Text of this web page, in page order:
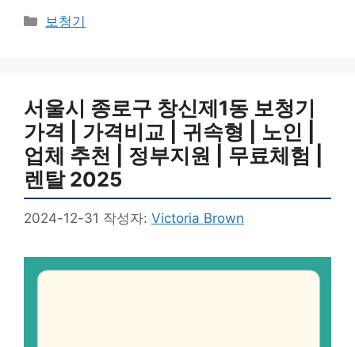
카
보청기
서울시 종로구 창신제1동 보청기
가격 | 가격비교 | 귀속형 | 노인 |
업체 추천 | 정부지원 | 무료체험 |
렌탈 2025
2024-12-31 작성자: Victoria Brown